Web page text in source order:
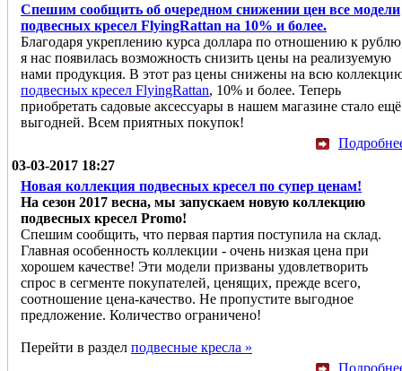
Спешим сообщить об очередном снижении цен все модели
подвесных кресел FlyingRattan на 10% и более.
Благодаря укреплению курса доллара по отношению к
я нас появилась возможность снизить цены на реализуемую
нами продукция. В этот раз цены снижены на всю
подвесных кресел FlyingRattan, 10% и более. Теперь
приобретать садовые аксессуары в нашем магазине стало ещё
выгодней. Всем приятных покупок!
03-03-2017 18:27
Новая коллекция подвесных кресел по супер ценам!
На сезон 2017 весна, мы запускаем новую коллекцию
подвесных кресел Promo!
Спешим сообщить, что первая партия поступила на склад.
Главная особенность коллекции - очень низкая цена при
хорошем качестве! Эти модели призваны удовлетворить
спрос в сегменте покупателей, ценящих, прежде всего,
соотношение цена-качество. Не пропустите выгодное
предложение. Количество ограничено!
Перейти в раздел подвесные кресла »